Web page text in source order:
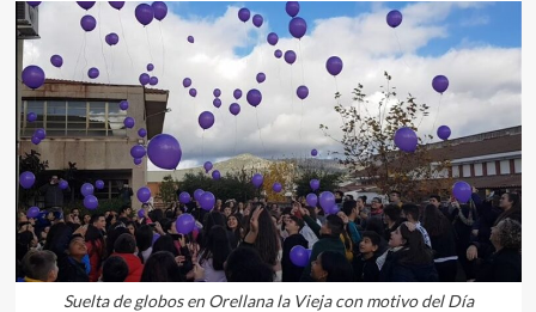
Suelta de globos en Orellana la Vieja con motivo del Día